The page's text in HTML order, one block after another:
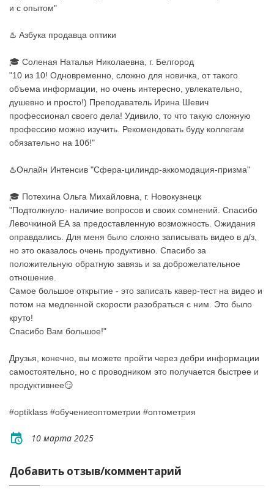
и с опытом"
♨️ Азбука продавца оптики
🎓 Соленая Наталья Николаевна, г. Белгород
"10 из 10! Одновременно, сложно для новичка, от такого
объема информации, но очень интересно, увлекательно,
душевно и просто!) Преподаватель Ирина Шевич
профессионал своего дела! Удивило, то что такую сложную
профессию можно изучить. Рекомендовать буду коллегам
обязательно на 10б!"
♨️Онлайн Интенсив "Сфера-цилиндр-аккомодация-призма"
🎓 Потехина Ольга Михайловна, г. Новокузнецк
"Подтолкнуло- наличие вопросов и своих сомнений. Спасибо
Левочкиной ЕА за предоставленную возможность. Ожидания
оправдались. Для меня было сложно записывать видео в д/з,
но это оказалось очень продуктивно. Спасибо за
положительную обратную завязь и за доброжелательное
отношение.
Самое большое открытие - это записать кавер-тест на видео и
потом на медленной скорости разобраться с ним. Это было
круто!
Спасибо Вам большое!"
Друзья, конечно, вы можете пройти через дебри информации
самостоятельно, но с проводником это получается быстрее и
продуктивнее😏
#optiklass #обучениеоптометрии #оптометрия
10 марта 2025
Добавить отзыв/комментарий